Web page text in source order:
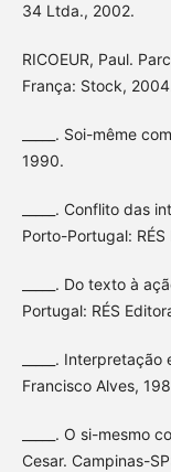
34 Ltda., 2002.
RICOEUR, Paul.
França: Stock,
_____. Soi-même
1990.
_____. Conflito das
Porto-Portugal:
_____. Do texto à
Portugal: RÉS
_____.
Francisco Alves,
_____. O si-mesmo
Cesar. Campinas-